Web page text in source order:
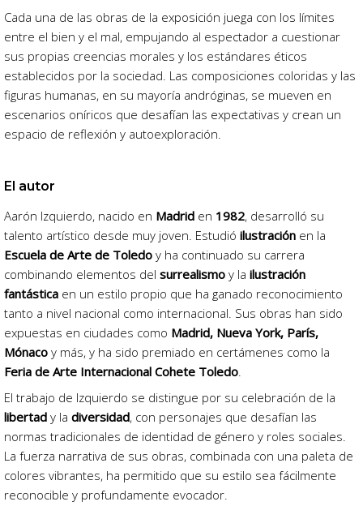
Cada una de las obras de la exposición juega con los límites
entre el bien y el mal, empujando al espectador a cuestionar
sus propias creencias morales y los estándares éticos
establecidos por la sociedad. Las composiciones coloridas y las
figuras humanas, en su mayoría andróginas, se mueven en
escenarios oníricos que desafían las expectativas y crean un
espacio de reflexión y autoexploración.
El autor
Aarón Izquierdo, nacido en Madrid en 1982, desarrolló su
talento artístico desde muy joven. Estudió ilustración en la
Escuela de Arte de Toledo y ha continuado su carrera
combinando elementos del surrealismo y la ilustración
fantástica en un estilo propio que ha ganado reconocimiento
tanto a nivel nacional como internacional. Sus obras han sido
expuestas en ciudades como Madrid, Nueva York, París,
Mónaco y más, y ha sido premiado en certámenes como la
Feria de Arte Internacional Cohete Toledo
El trabajo de Izquierdo se distingue por su celebración de la
libertad y la diversidad, con personajes que desafían las
normas tradicionales de identidad de género y roles sociales.
La fuerza narrativa de sus obras, combinada con una paleta de
colores vibrantes, ha permitido que su estilo sea fácilmente
reconocible y profundamente evocador.